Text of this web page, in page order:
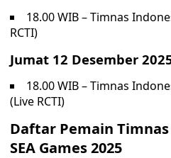
18.00 WIB – Timnas
RCTI)
Jumat 12 Desember
18.00 WIB – Timnas
(Live RCTI)
Daftar Pemain
SEA Games 2025